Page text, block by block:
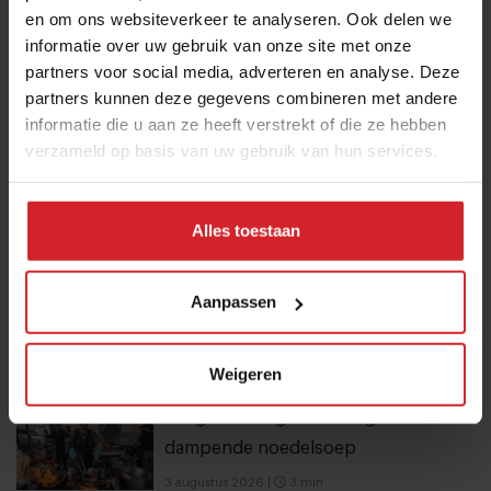
en om ons websiteverkeer te analyseren. Ook delen we
informatie over uw gebruik van onze site met onze
partners voor social media, adverteren en analyse. Deze
partners kunnen deze gegevens combineren met andere
informatie die u aan ze heeft verstrekt of die ze hebben
verzameld op basis van uw gebruik van hun services.
Alles toestaan
Aanpassen
Weigeren
dampende noedelsoep
3 augustus 2026
Eten in Amsterdam: van verscholen
eetcafés tot De Strip in Noord
Bij koffiebar Prut in Arnhem staat
dampende noedelsoep
3 augustus 2026 3 min